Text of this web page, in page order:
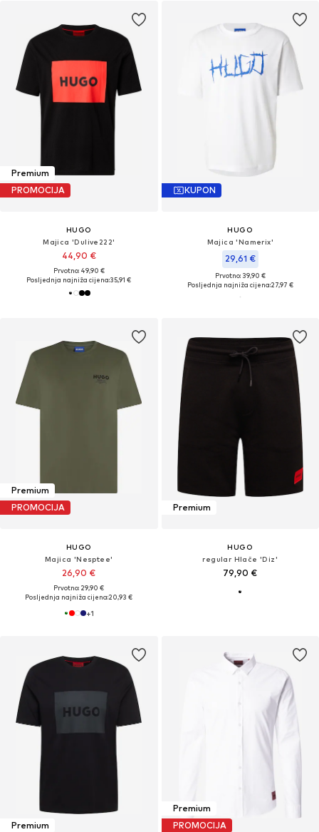
Premium
PROMOCIJA
HUGO
Majica 'Dulive222'
44,90 €
Prvotno: 49,90 €
Posljednja najniža cijena:35,91 €
KUPON
HUGO
Majica 'Namerix'
29,61 €
Prvotno: 39,90 €
Posljednja najniža cijena:27,97 €
Premium
PROMOCIJA
HUGO
Majica 'Nesptee'
26,90 €
Prvotno: 29,90 €
Posljednja najniža cijena:20,93 €
+1
Premium
HUGO
regular Hlače 'Diz'
79,90 €
Premium
Premium
PROMOCIJA